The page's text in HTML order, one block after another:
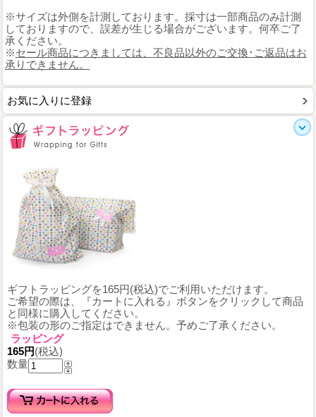
※サイズは外側を計測しております。採寸は一部商品のみ計測
しておりますので、誤差が生じる場合がございます。何卒ご了
承ください。
※セール商品につきましては、不良品以外のご交換･ご返品はお
承りできません。
お気に入りに登録
ギフトラッピングを165円(税込)でご利用いただけます。
ご希望の際は、『カートに入れる』ボタンをクリックして商品
と同様に購入してください。
※包装の形のご指定はできません。予めご了承ください。
ラッピング
165円(税込)
数量